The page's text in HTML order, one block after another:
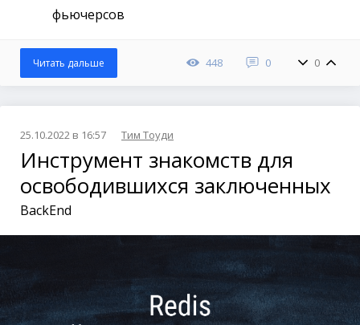
фьючерсов
448 0 0
Читать дальше
25.10.2022 в 16:57 Тим Тоуди
Инструмент знакомств для
освободившихся заключенных
BackEnd